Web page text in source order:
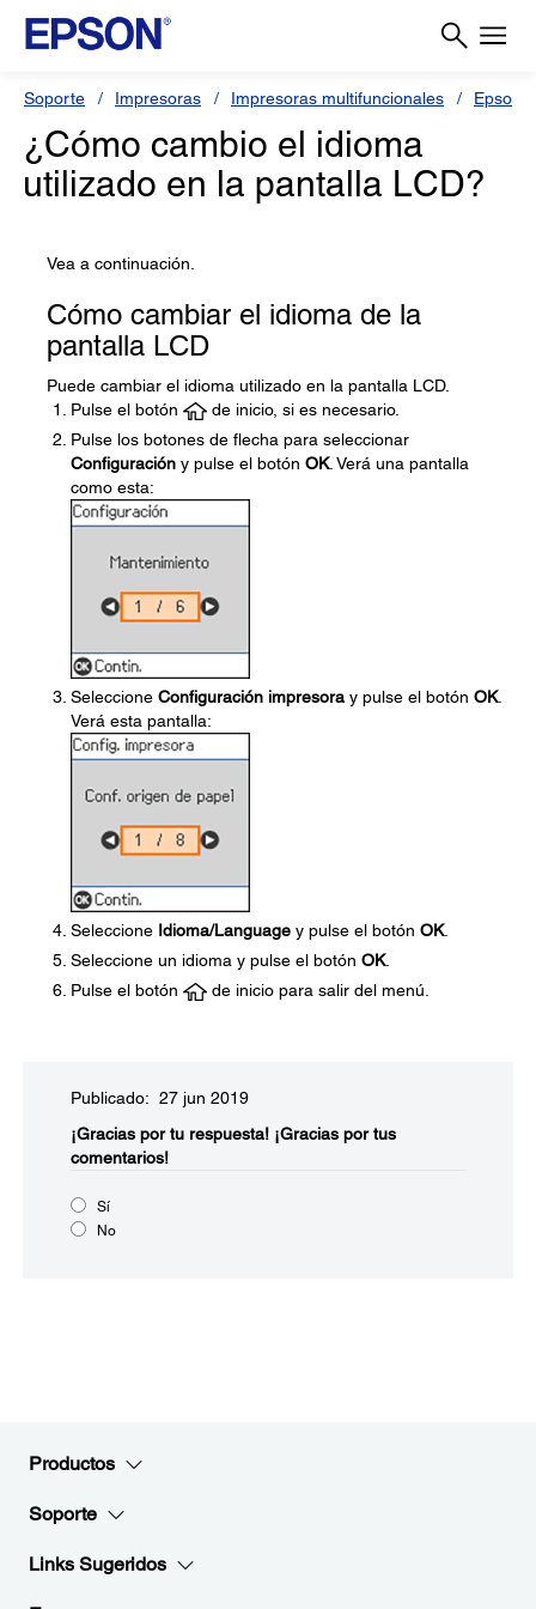
Soporte Impresoras Impresoras multifuncionales Epson
¿Cómo cambio el idioma
utilizado en la pantalla LCD?
Vea a continuación.
Cómo cambiar el idioma de la
pantalla LCD
Puede cambiar el idioma utilizado en la pantalla LCD.
Pulse el botón
de inicio, si es necesario.
Pulse los botones de flecha para seleccionar
Configuración y pulse el botón OK. Verá una pantalla
como esta:
Seleccione Configuración impresora y pulse el botón OK.
Verá esta pantalla:
Seleccione Idioma/Language y pulse el botón OK.
Seleccione un idioma y pulse el botón OK.
Pulse el botón
de inicio para salir del menú.
Publicado: 27 jun 2019
¡Gracias por tu respuesta! ¡Gracias por tus
comentarios!
Sí
No
Productos
Soporte
Links Sugeridos